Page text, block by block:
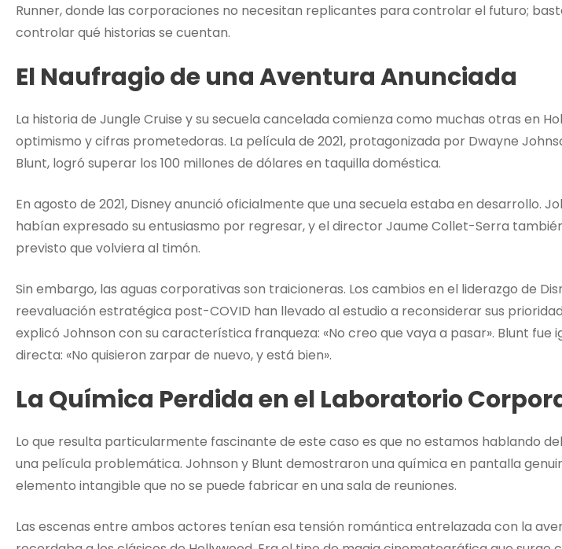
Runner, donde las corporaciones no necesitan replicantes para controlar el futuro;
controlar qué historias se cuentan.
El Naufragio de una Aventura Anunciada
La historia de Jungle Cruise y su secuela cancelada comienza como muchas otras en
optimismo y cifras prometedoras. La película de 2021, protagonizada por Dwayne
Blunt, logró superar los 100 millones de dólares en taquilla doméstica.
En agosto de 2021, Disney anunció oficialmente que una secuela estaba en desarrollo.
habían expresado su entusiasmo por regresar, y el director Jaume Collet-Serra
previsto que volviera al timón.
Sin embargo, las aguas corporativas son traicioneras. Los cambios en el liderazgo de
reevaluación estratégica post-COVID han llevado al estudio a reconsiderar sus
explicó Johnson con su característica franqueza: «No creo que vaya a pasar». Blunt fue
directa: «No quisieron zarpar de nuevo, y está bien».
La Química Perdida en el Laboratorio
Lo que resulta particularmente fascinante de este caso es que no estamos hablando
una película problemática. Johnson y Blunt demostraron una química en pantalla
elemento intangible que no se puede fabricar en una sala de reuniones.
Las escenas entre ambos actores tenían esa tensión romántica entrelazada con la